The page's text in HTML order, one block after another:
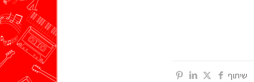
שיתוף